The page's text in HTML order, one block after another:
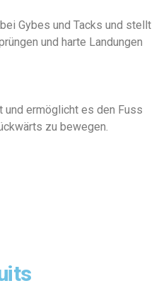
Gybes und Tacks und stellt
und harte Landungen
ermöglicht es den Fuss
zu bewegen.